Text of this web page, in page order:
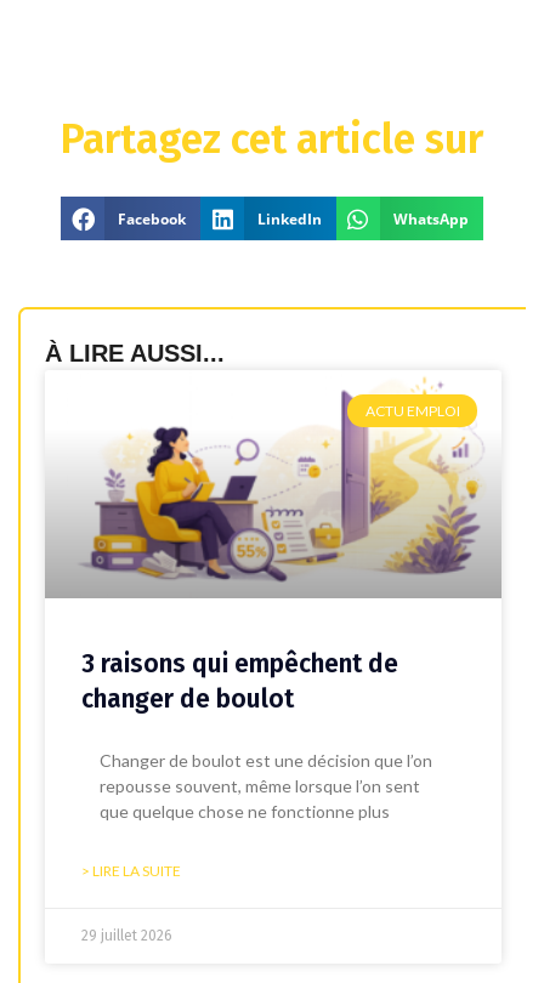
Partagez cet article sur
Facebook LinkedIn WhatsApp
À LIRE AUSSI...
ACTU EMPLOI
3 raisons qui empêchent de
changer de boulot
Changer de boulot est une décision que l’on
repousse souvent, même lorsque l’on sent
que quelque chose ne fonctionne plus
> LIRE LA SUITE
29 juillet 2026